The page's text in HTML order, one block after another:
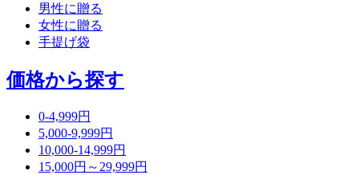
男性に贈る
女性に贈る
手提げ袋
価格から探す
0-4,999円
5,000-9,999円
10,000-14,999円
15,000円～29,999円